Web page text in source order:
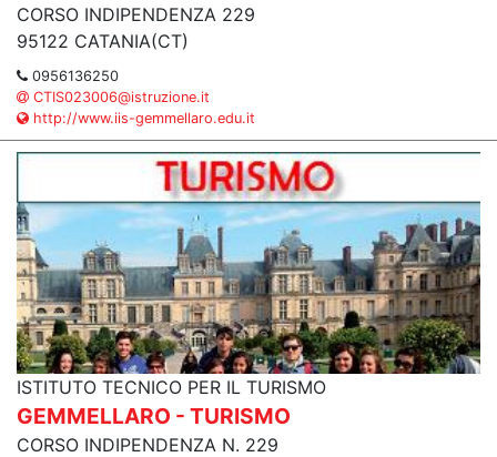
CORSO INDIPENDENZA 229
95122 CATANIA(CT)
0956136250
CTIS023006@istruzione.it
http://www.iis-gemmellaro.edu.it
ISTITUTO TECNICO PER IL TURISMO
GEMMELLARO - TURISMO
CORSO INDIPENDENZA N. 229